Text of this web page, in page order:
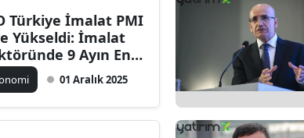
Türkiye İmalat PMI
Yükseldi: İmalat
9 Ayın En
Daralması01 Aralık 2025